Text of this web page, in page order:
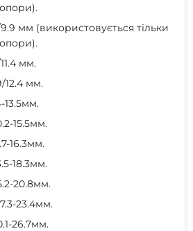
мм (використовується тільки
мм.
12.4 мм.
13.5мм.
15.5мм.
16.3мм.
18.3мм.
20.8мм.
23.4мм.
26.7мм.